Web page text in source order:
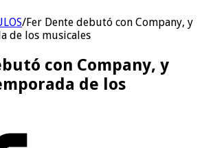
/Fer Dente debutó con Company, y
de los musicales
con Company, y
de los